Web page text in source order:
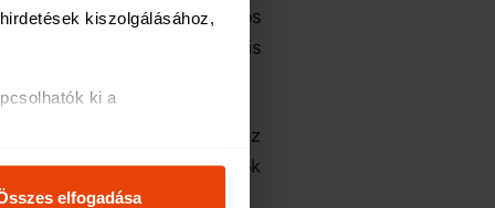
kiszolgálásához,
ki a
elfogadása
fedezet számos
biztosítóknál akár külön is
összehasonlíthatod az
átfutni az ajánlatok
lehetnek.